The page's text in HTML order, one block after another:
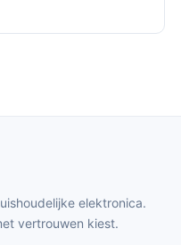
elektronica.
vertrouwen kiest.